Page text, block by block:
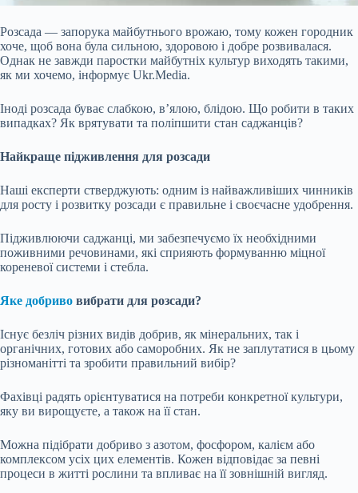
Розсада — запорука майбутнього врожаю, тому кожен городник
хоче, щоб вона була сильною, здоровою і добре розвивалася.
Однак не завжди паростки майбутніх культур виходять такими,
як ми хочемо, інформує Ukr.Media.
Іноді розсада буває слабкою, в’ялою, блідою. Що робити в таких
випадках? Як врятувати та поліпшити стан саджанців?
Найкраще підживлення для розсади
Наші експерти стверджують: одним із найважливіших чинників
для росту і розвитку розсади є правильне і своєчасне удобрення.
Підживлюючи саджанці, ми забезпечуємо їх необхідними
поживними речовинами, які сприяють формуванню міцної
кореневої системи і стебла.
Яке добриво вибрати для розсади?
Існує безліч різних видів добрив, як мінеральних, так і
органічних, готових або саморобних. Як не заплутатися в цьому
різноманітті та зробити правильний вибір?
Фахівці радять орієнтуватися на потреби конкретної культури,
яку ви вирощуєте, а також на її стан.
Можна підібрати добриво з азотом, фосфором, калієм або
комплексом усіх цих елементів. Кожен відповідає за певні
процеси в житті рослини та впливає на її зовнішній вигляд.